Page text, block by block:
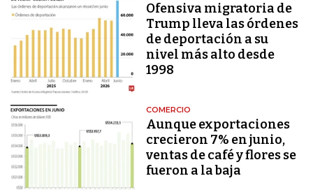
Ofensiva migratoria de
Trump lleva las órdenes
de deportación a su
nivel más alto desde
1998
COMERCIO
Aunque exportaciones
crecieron 7% en junio,
ventas de café y flores se
fueron a la baja